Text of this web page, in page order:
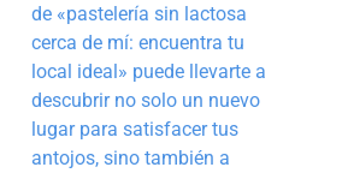
de «pastelería sin lactosa
cerca de mí: encuentra tu
local ideal» puede llevarte a
descubrir no solo un nuevo
lugar para satisfacer tus
antojos, sino también a